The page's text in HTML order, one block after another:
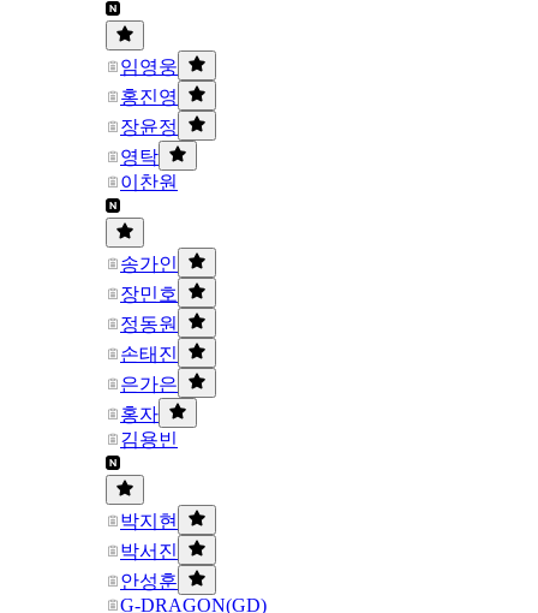
임영웅
홍진영
장윤정
영탁
이찬원
송가인
장민호
정동원
손태진
은가은
홍자
김용빈
박지현
박서진
안성훈
G-DRAGON(GD)